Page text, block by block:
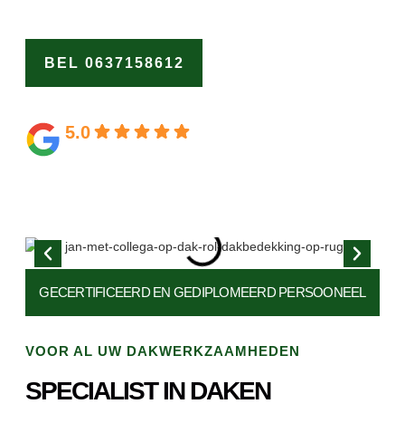
BEL 0637158612
5.0
GECERTIFICEERD EN GEDIPLOMEERD PERSOONEEL
VOOR AL UW DAKWERKZAAMHEDEN
SPECIALIST IN DAKEN